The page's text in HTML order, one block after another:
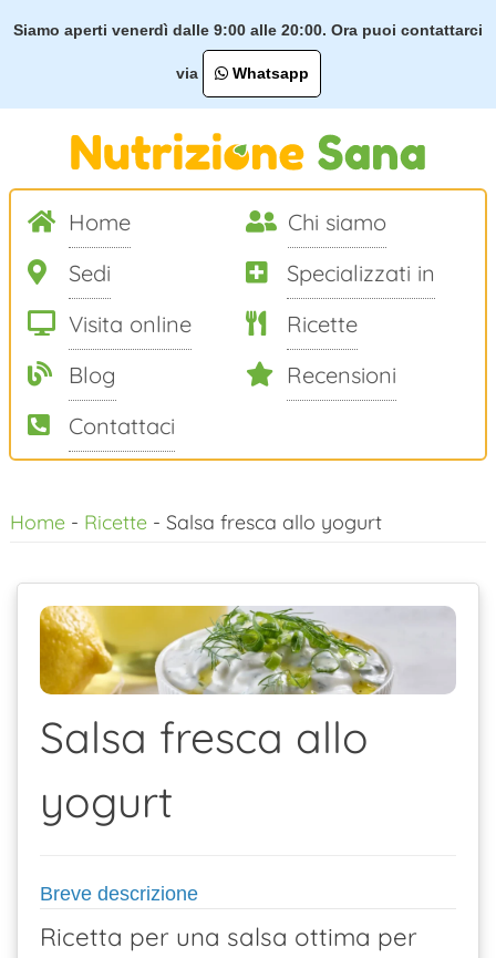
Siamo aperti venerdì dalle 9:00 alle 20:00. Ora puoi contattarci
via Whatsapp
Home
Chi siamo
Sedi
Specializzati in
Visita online
Ricette
Blog
Recensioni
Contattaci
alHome- Ricette- Salsa fresca allo yogurt
Salsa fresca allo
yogurt
Breve descrizione
Ricetta per una salsa ottima per